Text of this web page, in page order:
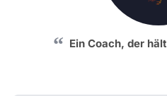
Ein Coach, der
Durch Mathew hat